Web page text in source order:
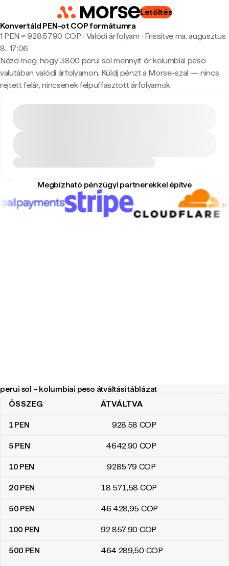
Letöltés
Konvertáld PEN-ot COP formátumra
1 PEN ≈ 928,5790 COP · Valódi árfolyam · Frissítve ma, augusztus
8., 17:06
Nézd meg, hogy 3800 perui sol mennyit ér kolumbiai peso
valutában valódi árfolyamon. Küldj pénzt a Morse-szal — nincs
rejtett felár, nincsenek felpuffasztott árfolyamok.
Megbízható pénzügyi partnerekkel építve
perui sol – kolumbiai peso átváltási táblázat
perui sol – kolumbiai peso átváltási táblázat
ÖSSZEG ÁTVÁLTVA
1PEN 928,58 COP
5 PEN 4642,90 COP
10 PEN 9285,79 COP
20 PEN 18 571,58 COP
50 PEN 46 428,95 COP
100 PEN 92 857,90 COP
500 PEN 464 289,50 COP